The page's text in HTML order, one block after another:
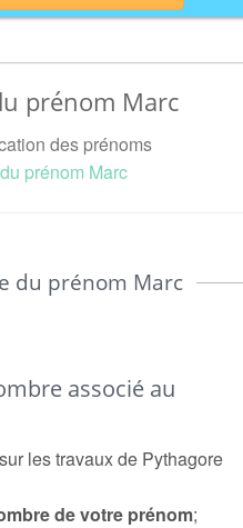
prénom Marc
des prénoms
prénom Marc
du prénom Marc
associé au
les travaux de Pythagore
de votre prénom;